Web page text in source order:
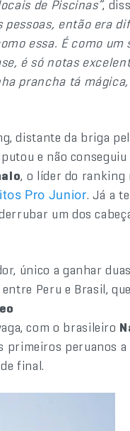
de Piscinas”,
pessoas, então era
essa. É como um
é só notas
prancha tá
distante da briga
e não
, o líder do ranking
Pro Junior. Já a
um dos
único a ganhar
Peru e Brasil, que
com o brasileiro
primeiros peruanos a
final.